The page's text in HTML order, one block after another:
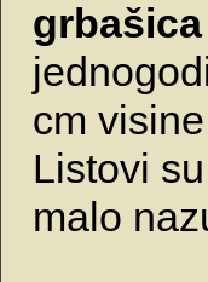
grbašica
cm
Listovi
malo